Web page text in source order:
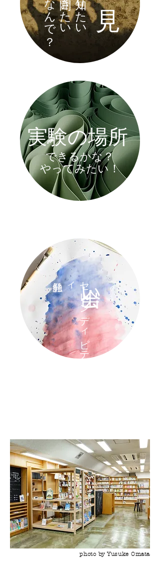
学び
知りたい
聞きたい
​なんで？
見
発見
実験の場所
できるかな？
​やってみたい！
実験の場所
出会い
セ
レ
ン
デ
ィ
ピ
テ
ィ
出会い
photo by Yusuke Omata